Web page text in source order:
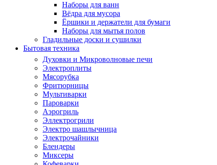
Наборы для ванн
Вёдра для мусора
Ёршики и держатели для бумаги
Наборы для мытья полов
Гладильные доски и сушилки
Бытовая техника
Духовки и Микроволновые печи
Электроплиты
Мясорубка
Фритюрницы
Мультиварки
Пароварки
Аэрогриль
Эллектрогрили
Электро шашлычница
Электрочайники
Блендеры
Миксеры